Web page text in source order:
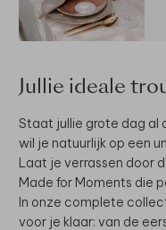
Jullie ideale
Staat jullie grote dag al
wil je natuurlijk op een
Laat je verrassen door
Made for Moments die
In onze complete
voor je klaar: van de